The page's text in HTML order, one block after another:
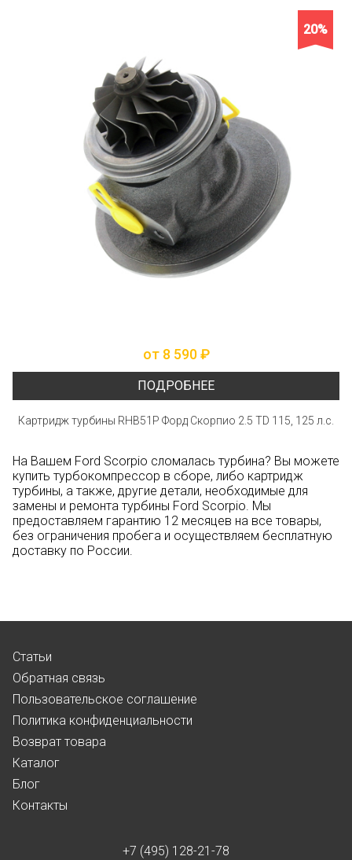
20%
от 8 590 ₽
ПОДРОБНЕЕ
Картридж турбины RHB51P Форд Скорпио 2.5 TD 115, 125 л.с.
На Вашем Ford Scorpio сломалась турбина? Вы можете
купить турбокомпрессор в сборе, либо картридж
турбины, а также, другие детали, необходимые для
замены и ремонта турбины Ford Scorpio. Мы
предоставляем гарантию 12 месяцев на все товары,
без ограничения пробега и осуществляем бесплатную
доставку по России.
Статьи
Обратная связь
Пользовательское соглашение
Политика конфиденциальности
Возврат товара
Каталог
Блог
Контакты
+7 (495) 128-21-78